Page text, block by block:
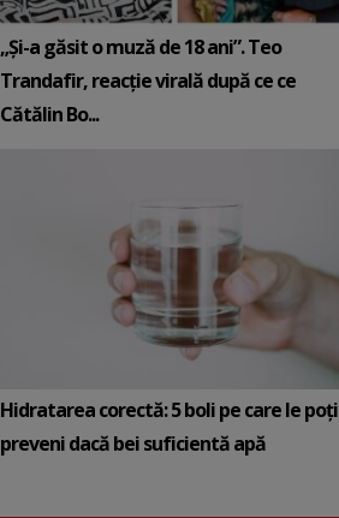
„Și-a găsit o muză de 18 ani”. Teo
Trandafir, reacție virală după ce ce
Cătălin Bo...
Hidratarea corectă: 5 boli pe care le poți
preveni dacă bei suficientă apă